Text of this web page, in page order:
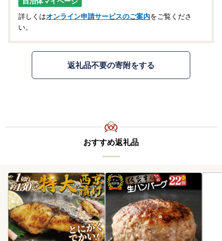
詳しくはオンライン申請サービスのご案内をご覧くださ
い。
返礼品不要の寄附をする
おすすめ返礼品